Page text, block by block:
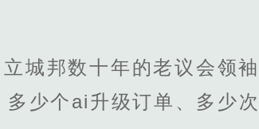
城邦数十年的老议会领
少个ai升级订单、多少